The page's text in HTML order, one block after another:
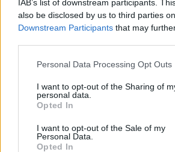
IAB’s list of downstream participants.
also be disclosed by us to third parties
Downstream Participants that may
Personal Data Processing Opt Outs
I want to opt-out of the Sharing of
personal data.
Opted In
I want to opt-out of the Sale of my
Personal Data.
Opted In